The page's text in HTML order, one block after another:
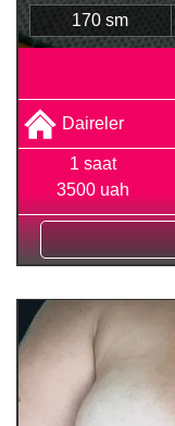
170 sm
Daireler
1 saat
3500 uah